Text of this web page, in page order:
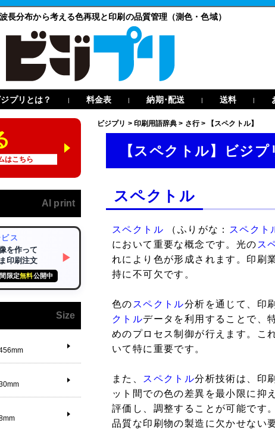
長分布から考える色再現と印刷の品質管理（測色・色域）
プリとは？ | 料金表 | 納期･配送 | 送料 |
ビジプリ > 印刷用語辞典 > さ行> 【スペクトル】
【スペクトル】ビジ
スペクトル
スペクトル （ふりがな： スペクト
において重要な概念です。光の ス
れにより色が形成されます。印刷
持に不可欠です。
色の スペクトル分析を通じて、印
クトルデータを利用することで、
めのプロセス制御が行えます。こ
いて特に重要です。
また、 スペクトル分析技術は、印
ット間での色の差異を最小限に抑
評価し、調整することが可能です
品質な印刷物の製造に欠かせない
はこちら
AI print
ス
を作って
印刷注文
限定無料公開中
▶
Size